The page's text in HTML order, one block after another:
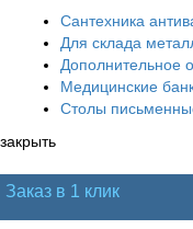
Сантехника
Для склада
Дополнительное
Медицинские
Столы
закрыть
Заказ в 1 клик